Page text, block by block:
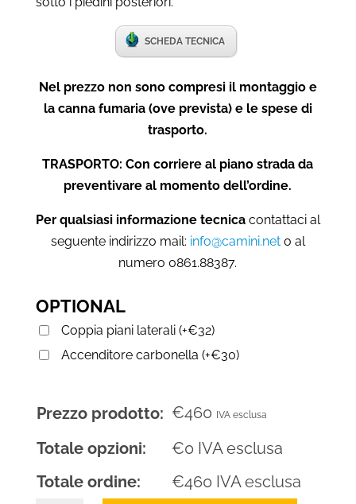
SCHEDA TECNICA
Nel prezzo non sono compresi il montaggio e
la canna fumaria (ove prevista) e le spese di
trasporto.
TRASPORTO: Con corriere al piano strada da
preventivare al momento dell’ordine.
Per qualsiasi informazione tecnicacontattaci al
seguente indirizzo mail: info@camini.neto al
numero 0861.88387.
OPTIONAL
Coppia piani laterali (+€32)
Accenditore carbonella (+€30)
Prezzo prodotto: €460 IVA esclusa
Totale opzioni: €0 IVA esclusa
Totale ordine:
€460 IVA esclusa